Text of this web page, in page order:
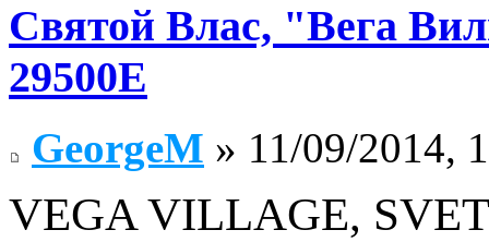
Святой Влас, "Вега
29500Е
GeorgeM » 11/09/2014,
VEGA VILLAGE,